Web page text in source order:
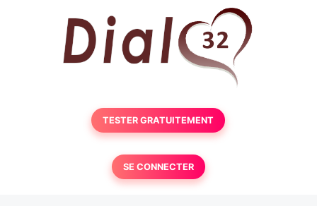
TESTER GRATUITEMENT
SE CONNECTER